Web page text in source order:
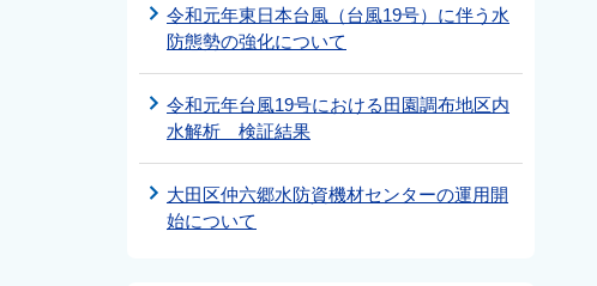
令和元年東日本台風（台風19号）に伴う水
防態勢の強化について
令和元年台風19号における田園調布地区内
水解析 検証結果
大田区仲六郷水防資機材センターの運用開
始について